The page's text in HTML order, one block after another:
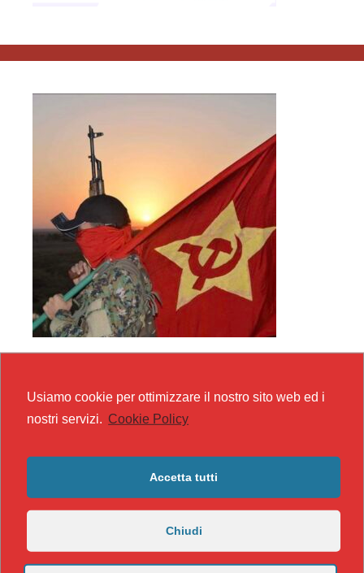
Usiamo cookie per ottimizzare il nostro sito web ed i
nostri servizi. Cookie Policy
Accetta tutti
Chiudi